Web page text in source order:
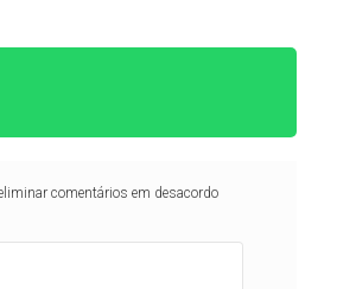
comentários em desacordo